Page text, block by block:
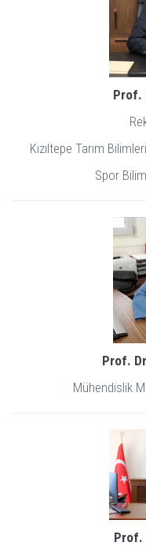
Prof.
Kızıltepe Tarım
Spor
Prof.
Mühendislik
Prof.